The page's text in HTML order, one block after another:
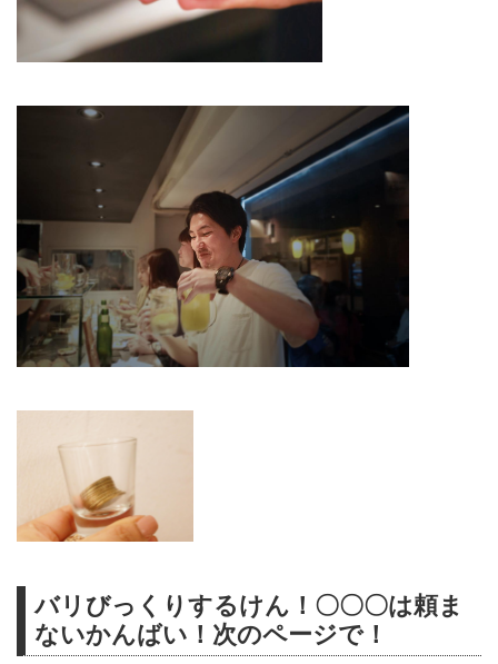
バリびっくりするけん！〇〇〇は頼ま
ないかんばい！次のページで！